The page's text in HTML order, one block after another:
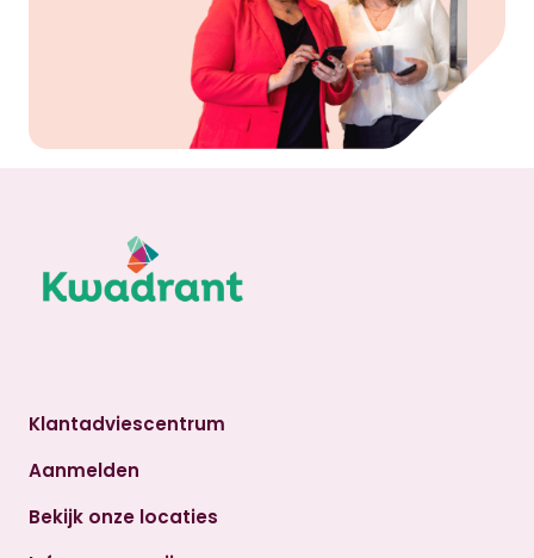
Klantadviescentrum
Aanmelden
Bekijk onze locaties